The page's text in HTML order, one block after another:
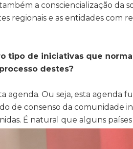
a consciencialização da
regionais e as entidades com
tipo de iniciativas que
destes?
agenda. Ou seja, esta
de consenso da comunidade
É natural que alguns